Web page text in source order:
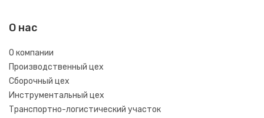
О нас
О компании
Производственный цех
Сборочный цех
Инструментальный цех
Транспортно-логистический участок